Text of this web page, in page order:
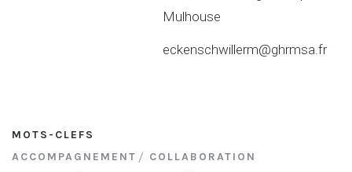
Mulhouse
eckenschwillerm@ghrmsa.fr
MOTS-CLEFS
ACCOMPAGNEMENT
COLLABORATION